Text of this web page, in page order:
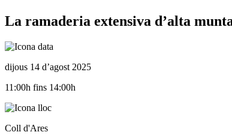
La ramaderia extensiva d’alta
dijous 14 d’agost 2025
11:00h fins 14:00h
Coll d'Ares